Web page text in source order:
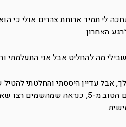
לי תמיד ארוחת צהרים אולי כי
האחרון.
מה להחליט אבל אני התעלמתי
יצא פעמיים עץ ועדיין הססתי, החלטתי לנסות שוב